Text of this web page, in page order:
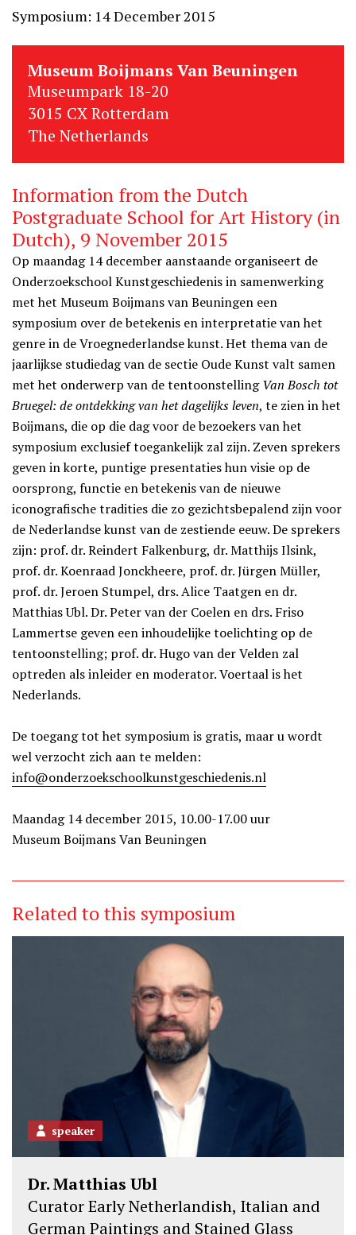
Symposium: 14 December 2015
Museum Boijmans Van Beuningen
Museumpark 18-20
3015 CX Rotterdam
The Netherlands
Information from the Dutch
Postgraduate School for Art History (in
Dutch), 9 November 2015
Op maandag 14 december aanstaande organiseert de
Onderzoekschool Kunstgeschiedenis in samenwerking
met het Museum Boijmans van Beuningen een
symposium over de betekenis en interpretatie van het
genre in de Vroegnederlandse kunst. Het thema van de
jaarlijkse studiedag van de sectie Oude Kunst valt samen
met het onderwerp van de tentoonstellingVan Bosch tot
Bruegel: de ontdekking van het dagelijks leven, te zien in het
Boijmans, die op die dag voor de bezoekers van het
symposium exclusief toegankelijk zal zijn. Zeven sprekers
geven in korte, puntige presentaties hun visie op de
oorsprong, functie en betekenis van de nieuwe
iconografische tradities die zo gezichtsbepalend zijn voor
de Nederlandse kunst van de zestiende eeuw. De sprekers
zijn: prof. dr. Reindert Falkenburg, dr. Matthijs Ilsink,
prof. dr. Koenraad Jonckheere, prof. dr. Jürgen Müller,
prof. dr. Jeroen Stumpel, drs. Alice Taatgen en dr.
Matthias Ubl. Dr. Peter van der Coelen en drs. Friso
Lammertse geven een inhoudelijke toelichting op de
tentoonstelling; prof. dr. Hugo van der Velden zal
optreden als inleider en moderator. Voertaal is het
Nederlands.
De toegang tot het symposium is gratis, maar u wordt
wel verzocht zich aan te melden:
info@onderzoekschoolkunstgeschiedenis.nl
Maandag 14 december 2015, 10.00-17.00 uur
Museum Boijmans Van Beuningen
Related to this symposium
speaker
Dr. Matthias Ubl
Curator Early Netherlandish, Italian and
German Paintings and Stained Glass